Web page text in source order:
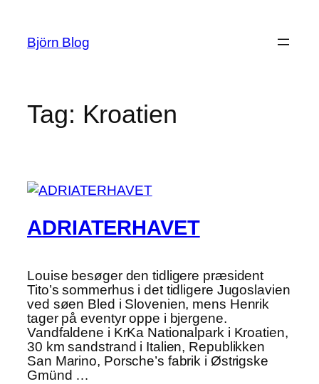
indhold
Björn Blog
Tag: Kroatien
ADRIATERHAVET
Louise besøger den tidligere præsident
Tito’s sommerhus i det tidligere Jugoslavien
ved søen Bled i Slovenien, mens Henrik
tager på eventyr oppe i bjergene.
Vandfaldene i KrKa Nationalpark i Kroatien,
30 km sandstrand i Italien, Republikken
San Marino, Porsche’s fabrik i Østrigske
Gmünd …